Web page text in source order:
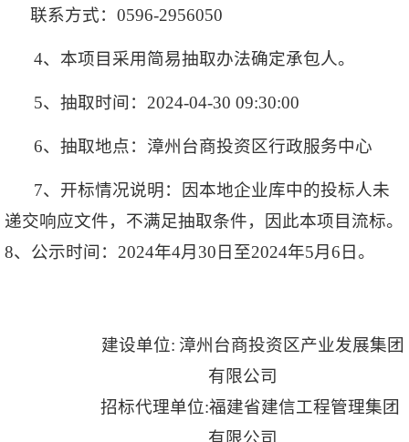
联系方式：0596-2956050
4、本项目采用简易抽取办法确定承包人。
5、抽取时间：2024-04-30 09:30:00
6、抽取地点：漳州台商投资区行政服务中心
7、开标情况说明：因本地企业库中的投标人未
递交响应文件，不满足抽取条件，因此本项目流标。
8、公示时间：2024年4月30日至2024年5月6日。
建设单位: 漳州台商投资区产业发展集团
有限公司
招标代理单位:福建省建信工程管理集团
有限公司